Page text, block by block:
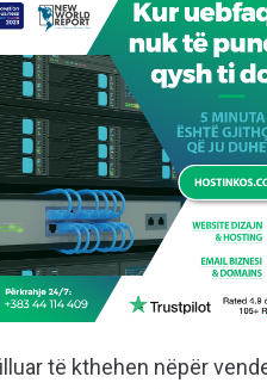
të kthehen nëpër